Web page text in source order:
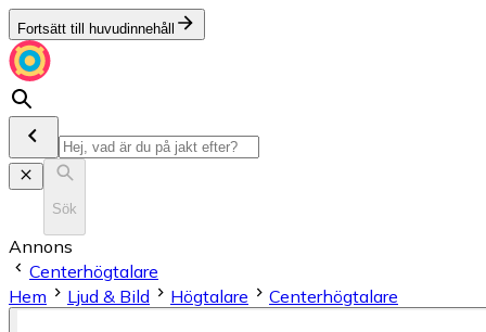
Fortsätt till huvudinnehåll
Sök
Annons
Centerhögtalare
Hem
Ljud & Bild Högtalare Centerhögtalare